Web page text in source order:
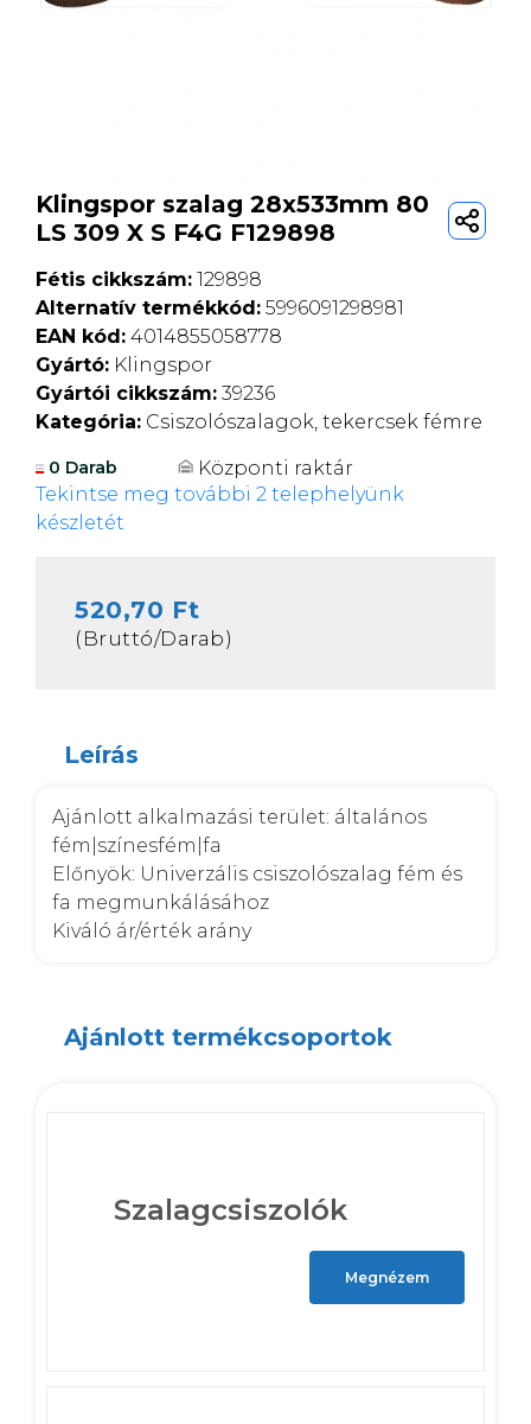
Klingspor szalag 28x533mm 80
LS 309 X S F4G F129898
Fétis cikkszám: 129898
Alternatív termékkód: 5996091298981
EAN kód: 4014855058778
Gyártó: Klingspor
Gyártói cikkszám: 39236
Kategória: Csiszolószalagok, tekercsek fémre
0 Darab
Központi raktár
Tekintse meg további 2 telephelyünk
készletét
520,70 Ft
(Bruttó/Darab)
Leírás
Ajánlott alkalmazási terület: általános
fém|színesfém|fa
Előnyök: Univerzális csiszolószalag fém és
fa megmunkálásához
Kiváló ár/érték arány
Ajánlott termékcsoportok
Szalagcsiszolók
Megnézem